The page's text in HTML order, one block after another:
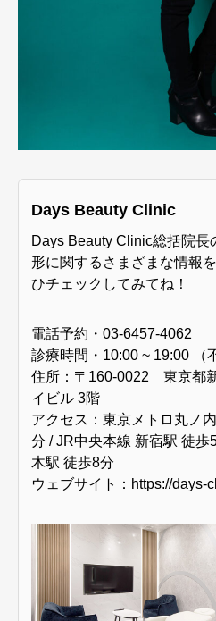
Days Beauty Clinic
Days Beauty Clinic総括院長
形に関するさまざまな情報
ひチェックしてみてね！
電話予約・03-6457-4062
診療時間・10:00 ~ 19:00 （
住所：〒160-0022 東京都
イビル 3階
アクセス：東京メトロ丸ノ
分 / JR中央本線 新宿駅 徒歩
木駅 徒歩8分
ウェブサイト： https://days-